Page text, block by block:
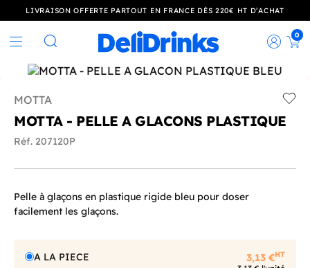
LIVRAISON OFFERTE PARTOUT EN FRANCE DÈS 220€ HT D’ACHAT
Rechercher
0
MOTTA
MOTTA - PELLE A GLACONS PLASTIQUE
Réf. 207120P
Pelle à glaçons en plastique rigide bleu pour doser
facilement les glaçons.
A LA PIECE 3,13 €HT